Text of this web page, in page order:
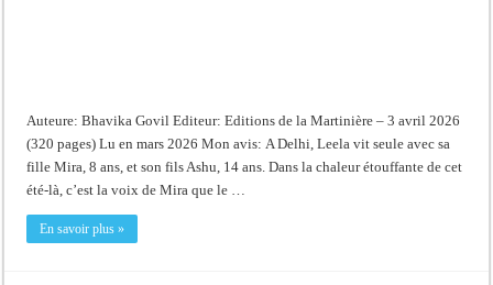
Auteure: Bhavika Govil Editeur: Editions de la Martinière – 3 avril 2026
(320 pages) Lu en mars 2026 Mon avis: A Delhi, Leela vit seule avec sa
fille Mira, 8 ans, et son fils Ashu, 14 ans. Dans la chaleur étouffante de cet
été-là, c’est la voix de Mira que le …
En savoir plus »